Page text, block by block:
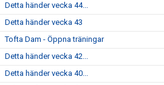
Detta händer vecka 44...
Detta händer vecka 43
Tofta Dam - Öppna träningar
Detta händer vecka 42...
Detta händer vecka 40...